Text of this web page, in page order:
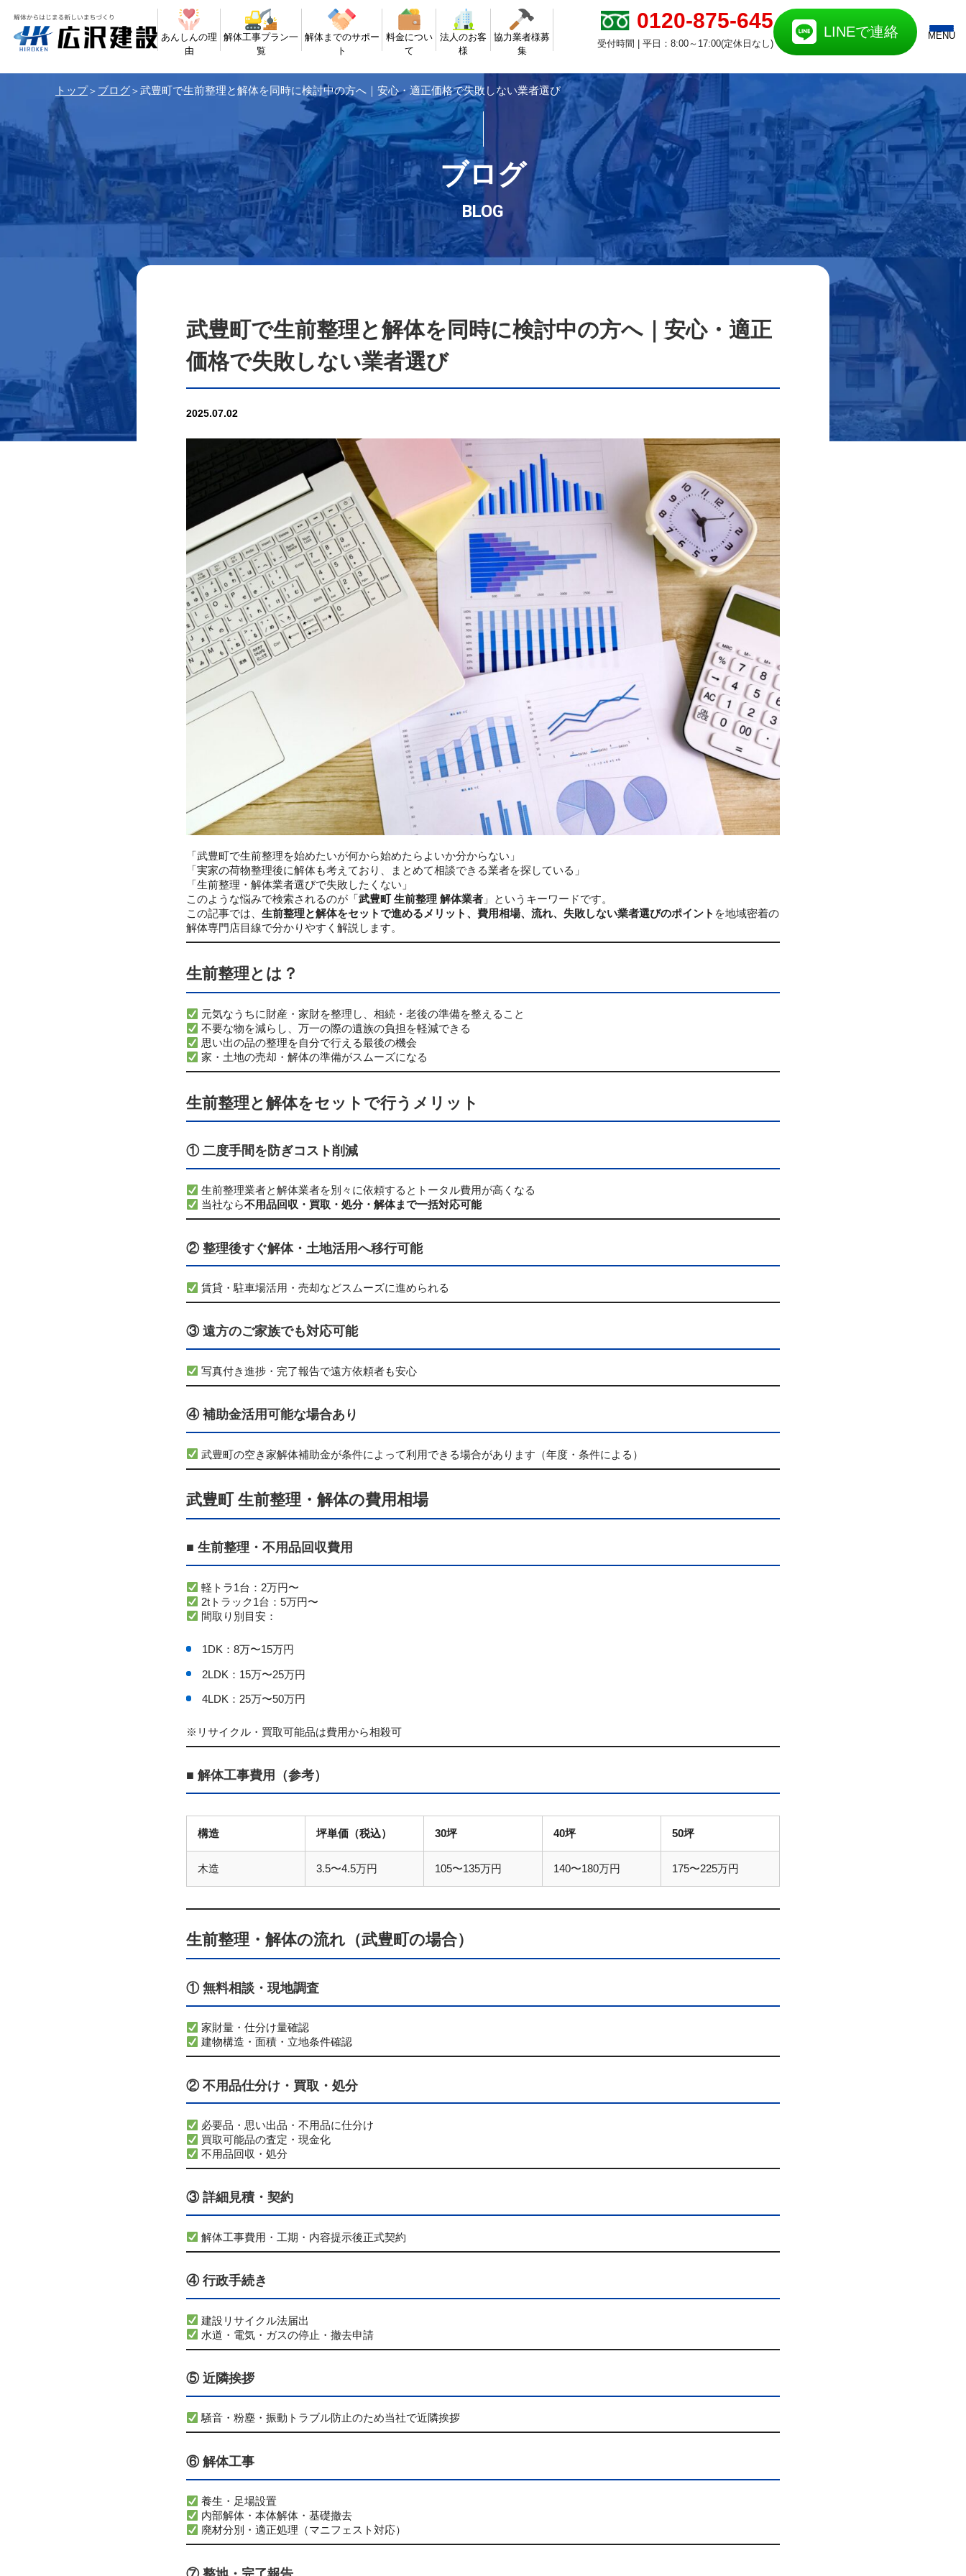
あんしんの理
由
解体工事プラン一
覧
解体までのサポー
ト
料金につい
て
法人のお客
様
協力業者様募
集
0120-875-645
受付時間 | 平日：8:00～17:00(定休日なし)
LINEで連絡 MENU
トップ＞ ブログ＞武豊町で生前整理と解体を同時に検討中の方へ｜安心・適正価格で失敗しない業者選び
ブログ
BLOG
武豊町で生前整理と解体を同時に検討中の方へ｜安心・適正
価格で失敗しない業者選び
2025.07.02
「武豊町で生前整理を始めたいが何から始めたらよいか分からない」
「実家の荷物整理後に解体も考えており、まとめて相談できる業者を探している」
「生前整理・解体業者選びで失敗したくない」
このような悩みで検索されるのが「 武豊町 生前整理 解体業者」というキーワードです。
この記事では、 生前整理と解体をセットで進めるメリット、費用相場、流れ、失敗しない業者選びのポイント を地域密着の
解体専門店目線で分かりやすく解説します。
生前整理とは？
元気なうちに財産・家財を整理し、相続・老後の準備を整えること
不要な物を減らし、万一の際の遺族の負担を軽減できる
思い出の品の整理を自分で行える最後の機会
家・土地の売却・解体の準備がスムーズになる
生前整理と解体をセットで行うメリット
① 二度手間を防ぎコスト削減
生前整理業者と解体業者を別々に依頼するとトータル費用が高くなる
当社なら不用品回収・買取・処分・解体まで一括対応可能
② 整理後すぐ解体・土地活用へ移行可能
賃貸・駐車場活用・売却などスムーズに進められる
③ 遠方のご家族でも対応可能
写真付き進捗・完了報告で遠方依頼者も安心
④ 補助金活用可能な場合あり
武豊町の空き家解体補助金が条件によって利用できる場合があります（年度・条件による）
武豊町 生前整理・解体の費用相場
■ 生前整理・不用品回収費用
軽トラ1台：2万円〜
2tトラック1台：5万円〜
間取り別目安：
1DK：8万〜15万円
2LDK：15万〜25万円
4LDK：25万〜50万円
※リサイクル・買取可能品は費用から相殺可
■ 解体工事費用（参考）
構造 坪単価（税込） 30坪 40坪 50坪
木造 3.5〜4.5万円 105〜135万円 140〜180万円 175〜225万円
生前整理・解体の流れ（武豊町の場合）
① 無料相談・現地調査
家財量・仕分け量確認
建物構造・面積・立地条件確認
② 不用品仕分け・買取・処分
必要品・思い出品・不用品に仕分け
買取可能品の査定・現金化
不用品回収・処分
③ 詳細見積・契約
解体工事費用・工期・内容提示後正式契約
④ 行政手続き
建設リサイクル法届出
水道・電気・ガスの停止・撤去申請
⑤ 近隣挨拶
騒音・粉塵・振動トラブル防止のため当社で近隣挨拶
⑥ 解体工事
養生・足場設置
内部解体・本体解体・基礎撤去
廃材分別・適正処理（マニフェスト対応）